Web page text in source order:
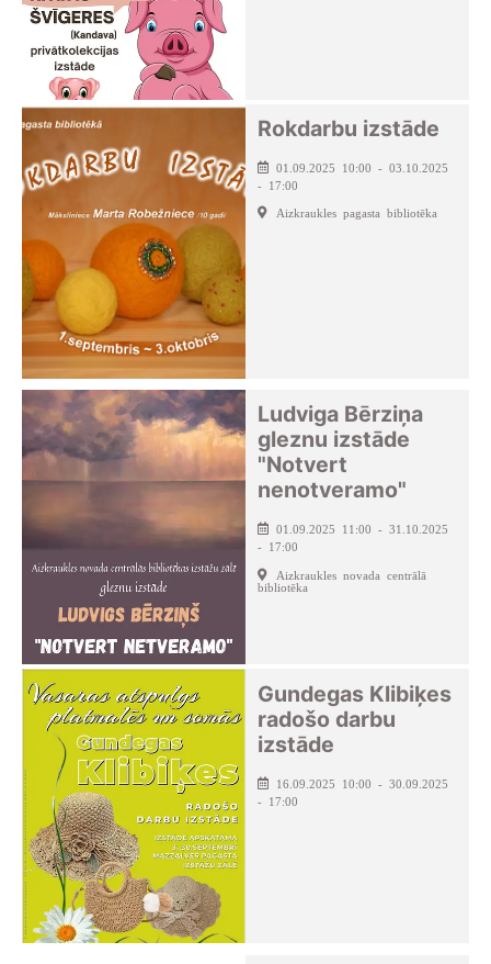
Rokdarbu izstāde
01.09.2025 10:00 - 03.10.2025
- 17:00
Aizkraukles pagasta bibliotēka
Ludviga Bērziņa
gleznu izstāde
"Notvert
nenotveramo"
01.09.2025 11:00 - 31.10.2025
- 17:00
Aizkraukles novada centrālā
bibliotēka
Gundegas Klibiķes
radošo darbu
izstāde
16.09.2025 10:00 - 30.09.2025
- 17:00